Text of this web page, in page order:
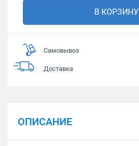
В КОРЗИНУ
Самовывоз
Доставка
ОПИСАНИЕ